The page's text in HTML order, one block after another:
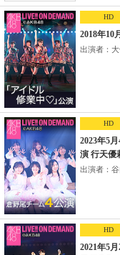
HD
2018年10
出演者：大
HD
2023年5
演 行天優
出演者：谷
HD
2021年5